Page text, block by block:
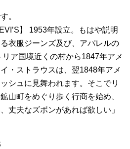
。
】 1953年設立。もはや説明
衣服ジーンズ及び、アパレルの
ア国境近くの村から1847年アメ
・ストラウスは、翌1848年アメ
シュに見舞われます。そこでリ
山町をめぐり歩く行商を始め、
丈夫なズボンがあれば欲しい」